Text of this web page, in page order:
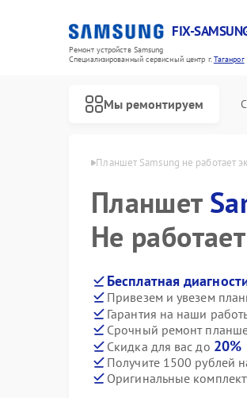
FIX-
Ремонт устройств Samsung
Специализированный cервисный центр г.Таганрог
Мы ремонтируем
в Таганроге Планшет Samsung не работает
Планшет
Не
Бесплатная
Привезем и увезем
Гарантия на наши
Срочный ремонт
Скидка для вас до 20%
Получите 1500 рублей
Оригинальные